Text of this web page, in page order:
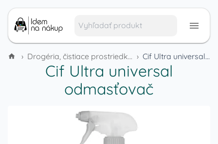
› Drogéria, čistiace prostriedky a domáca chémia › Cif Ultra universal odmasťovač
Cif Ultra universal
odmasťovač